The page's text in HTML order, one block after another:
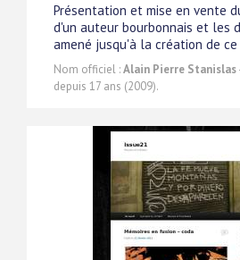
Présentation et mise en vente
d'un auteur bourbonnais et les
amené jusqu'à la création de ce
Nom officiel :Alain Pierre Stanislas
depuis 17 ans (2009).